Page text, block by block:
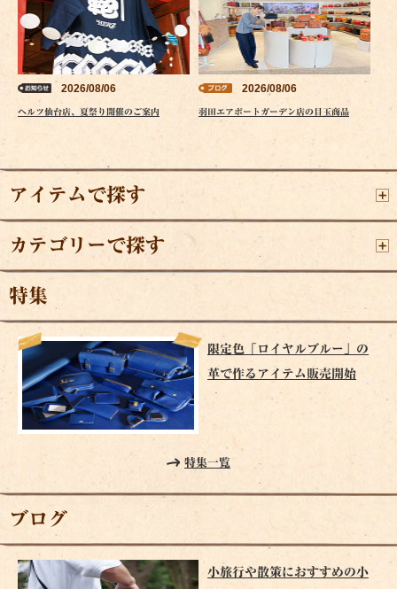
2026/08/06
ヘルツ仙台店、夏祭り開催のご案内
2026/08/06
羽田エアポートガーデン店の目玉商品
アイテムで探す
カテゴリーで探す
特集
限定色「ロイヤルブルー」の
革で作るアイテム販売開始
特集一覧
ブログ
小旅行や散策におすすめの小